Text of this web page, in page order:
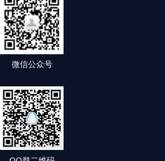
微信公众号